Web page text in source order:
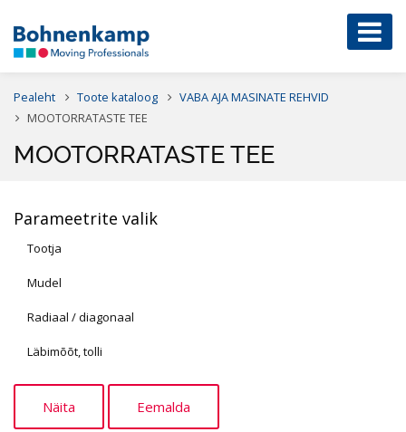
Pealeht Toote kataloog
VABA AJA MASINATE REHVID
MOOTORRATASTE TEE
MOOTORRATASTE TEE
Parameetrite valik
Tootja
Mudel
Radiaal / diagonaal
Läbimõõt, tolli